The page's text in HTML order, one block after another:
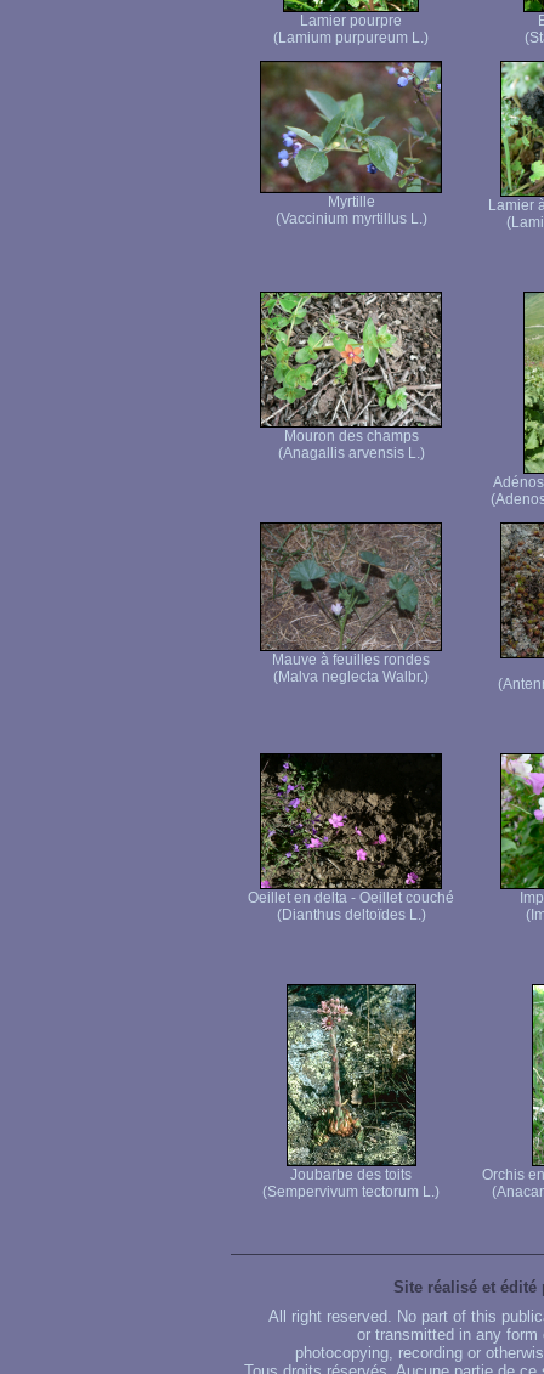
Lamier pourpre
(Lamium purpureum L.)
Myrtille
(Vaccinium myrtillus L.)
Lamier
Mouron des champs
(Anagallis arvensis L.)
Mauve à feuilles rondes
(Malva neglecta Walbr.)
Oeillet en delta - Oeillet couché
(Dianthus deltoïdes L.)
Joubarbe des toits
(Sempervivum tectorum L.)
Orchis
Site réalisé et édité
All right reserved. No part of this
or transmitted in any
photocopying, recording or